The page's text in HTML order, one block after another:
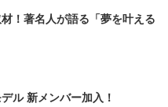
！著名人が語る「夢を叶える
ル 新メンバー加入！